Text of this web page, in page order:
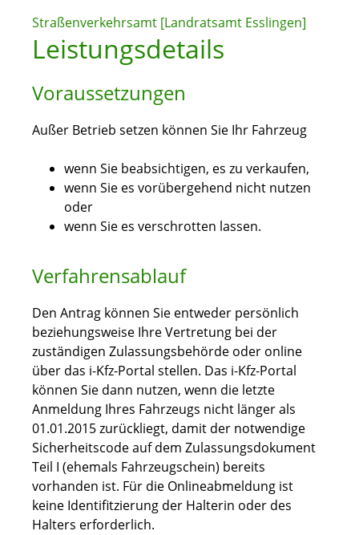
Straßenverkehrsamt [Landratsamt Esslingen]
Leistungsdetails
Voraussetzungen
Außer Betrieb setzen können Sie Ihr Fahrzeug
wenn Sie beabsichtigen, es zu verkaufen,
wenn Sie es vorübergehend nicht nutzen
oder
wenn Sie es verschrotten lassen.
Verfahrensablauf
Den Antrag können Sie entweder persönlich
beziehungsweise Ihre Vertretung bei der
zuständigen Zulassungsbehörde oder online
über das i-Kfz-Portal stellen. Das i-Kfz-Portal
können Sie dann nutzen, wenn die letzte
Anmeldung Ihres Fahrzeugs nicht länger als
01.01.2015 zurückliegt, damit der notwendige
Sicherheitscode auf dem Zulassungsdokument
Teil I (ehemals Fahrzeugschein) bereits
vorhanden ist. Für die Onlineabmeldung ist
keine Identifitzierung der Halterin oder des
Halters erforderlich.